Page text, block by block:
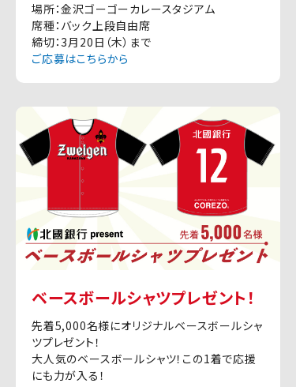
場所：金沢ゴーゴーカレースタジアム
席種：バック上段自由席
締切：3月20日（木）まで
ご応募はこちらから
ベースボールシャツプレゼント！
先着5,000名様にオリジナルベースボールシャ
ツプレゼント！
大人気のベースボールシャツ！この1着で応援
にも力が入る！